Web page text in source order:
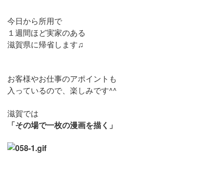
今日から所用で
１週間ほど実家のある
滋賀県に帰省します♫
お客様やお仕事のアポイントも
入っているので、楽しみです^^
滋賀では
「その場で一枚の漫画を描く」